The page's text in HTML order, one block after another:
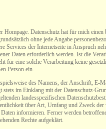
Hompage. Datenschutz hat für mich einen
ohne jede Angabe
Services der Internetseite in Anspruch
Daten erforderlich werden. Ist die
für eine solche Verarbeitung keine
Person ein.
des Namens, der Anschrift, E-
stets im Einklang mit der Datenschutz-
landesspezifischen
über Art, Umfang und Zweck der
informieren. Ferner werden
Rechte aufgeklärt.